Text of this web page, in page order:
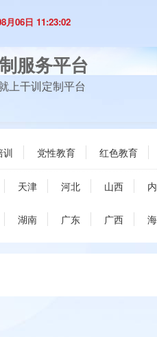
月06日 11:23:02
服务平台
上干训定制平台
训 党性教育 红色教育
天津 河北 山西
湖南 广东 广西